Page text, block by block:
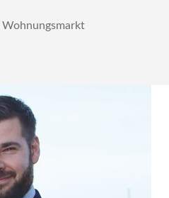
Wohnungsmarkt